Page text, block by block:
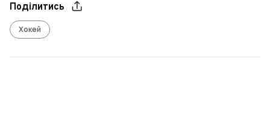
Поділитись
Хокей